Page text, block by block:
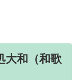
大和（和歌